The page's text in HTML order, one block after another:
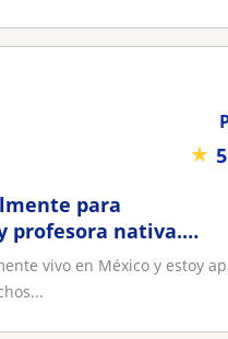
★
para
profesora nativa.
fluida y
vivo en México y estoy